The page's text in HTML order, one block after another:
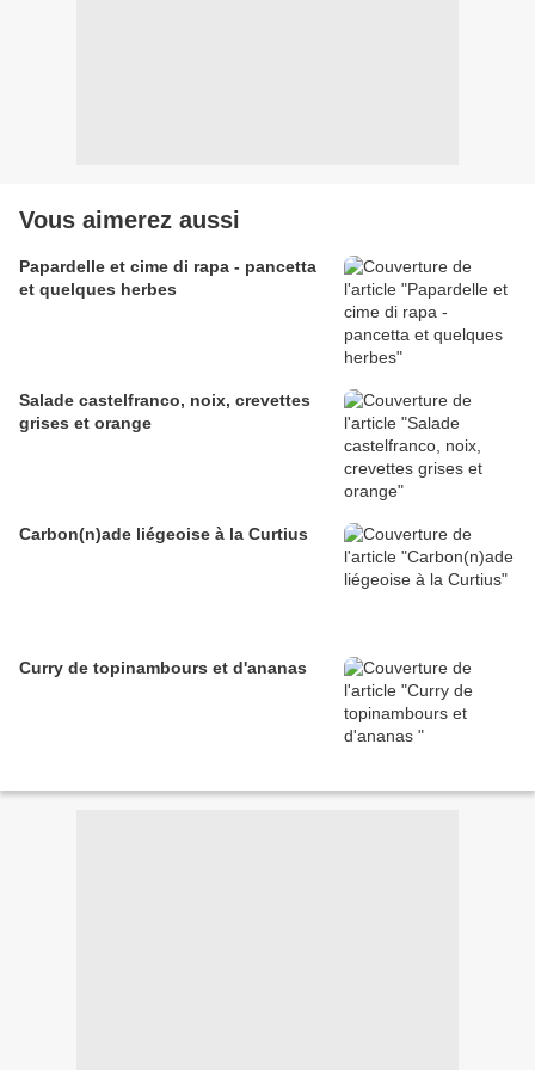
Vous aimerez aussi
Papardelle et cime di rapa - pancetta
et quelques herbes
Salade castelfranco, noix, crevettes
grises et orange
Carbon(n)ade liégeoise à la Curtius
Curry de topinambours et d'ananas